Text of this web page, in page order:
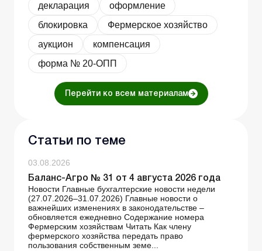
декларация
оформление
блокировка
Фермерское хозяйство
аукцион
компенсация
форма № 20-ОПП
Перейти ко всем материалам
Статьи по теме
03.08.2026
Баланс-Агро № 31 от 4 августа 2026 года
Новости Главные бухгалтерские новости недели
(27.07.2026–31.07.2026) Главные новости о
важнейших изменениях в законодательстве –
обновляется ежедневно Содержание номера
Фермерским хозяйствам Читать Как члену
фермерского хозяйства передать право
пользования собственным земе...